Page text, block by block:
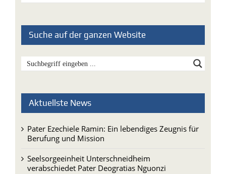
Suche auf der ganzen Website
Aktuellste News
Pater Ezechiele Ramin: Ein lebendiges Zeugnis für
Berufung und Mission
Seelsorgeeinheit Unterschneidheim
verabschiedet Pater Deogratias Nguonzi